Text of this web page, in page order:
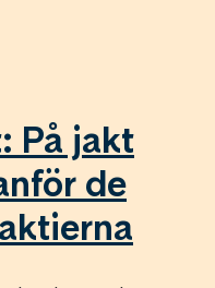
På jakt
de